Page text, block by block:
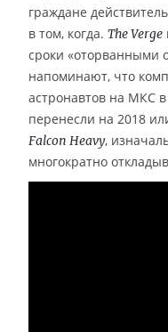
граждане
в том, когда. The Verge
сроки «оторванными
напоминают, что
астронавтов на МКС в
перенесли на 2018
Falcon Heavy,
многократно